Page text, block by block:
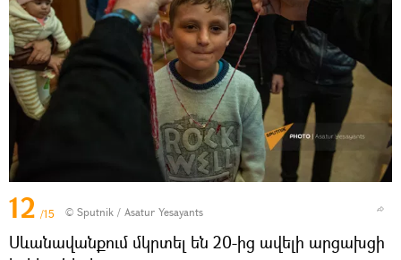
12 /15 © Sputnik / Asatur Yesayants
Սևանավանքում մկրտել են 20-ից ավելի արցախցի